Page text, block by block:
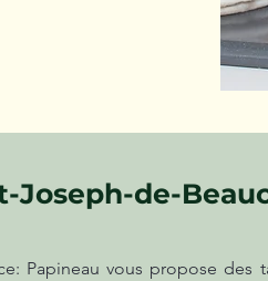
Joseph-de-
Papineau vous propose